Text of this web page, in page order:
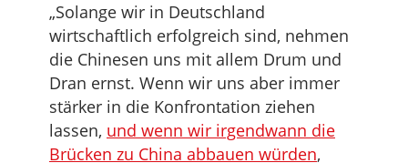
„Solange wir in Deutschland
wirtschaftlich erfolgreich sind, nehmen
die Chinesen uns mit allem Drum und
Dran ernst. Wenn wir uns aber immer
stärker in die Konfrontation ziehen
lassen, und wenn wir irgendwann die
Brücken zu China abbauen würden,